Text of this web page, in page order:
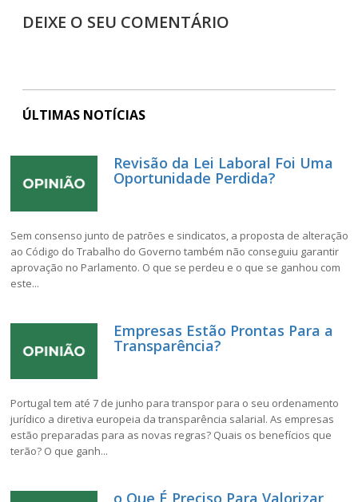
DEIXE O SEU COMENTÁRIO
ÚLTIMAS NOTÍCIAS
Revisão da Lei Laboral Foi Uma
Oportunidade Perdida?
Sem consenso junto de patrões e sindicatos, a proposta de alteração
ao Código do Trabalho do Governo também não conseguiu garantir
aprovação no Parlamento. O que se perdeu e o que se ganhou com
este...
Empresas Estão Prontas Para a
Transparência?
Portugal tem até 7 de junho para transpor para o seu ordenamento
jurídico a diretiva europeia da transparência salarial. As empresas
estão preparadas para as novas regras? Quais os benefícios que
terão? O que ganh...
o Que É Preciso Para Valorizar